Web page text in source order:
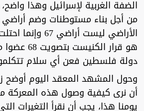
الضفة الغربية لإسرائيل وهذا
من أجل بناء مستوطنات وضم
دولة فلسطين فعن أي سلام
وحول المشهد المعقد اليوم أوضح
يومنا هذا، يجب أن نقرأ التغيرات